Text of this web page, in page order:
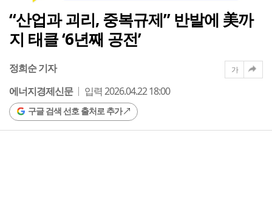
“산업과 괴리, 중복규제” 반발에 美까
지 태클 ‘6년째 공전’
정희순 기자
에너지경제신문
입력 2026.04.22 18:00
구글 검색 선호 출처로 추가
가